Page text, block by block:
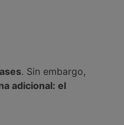
. Sin embargo,
adicional: el